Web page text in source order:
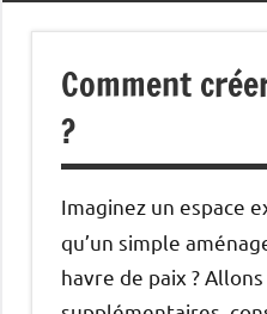
Comment
?
Imaginez un espace
qu’un simple
havre de paix ?